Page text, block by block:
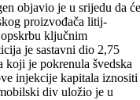
objavio je u srijedu da
proizvođača litij-
ključnim
je sastavni dio 2,75
je pokrenula švedska
injekcije kapitala iznositi
div uložio je u